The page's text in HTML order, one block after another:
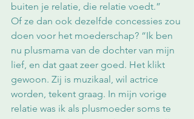
buiten je relatie, die relatie voedt.”
Of ze dan ook dezelfde concessies zou
doen voor het moederschap? “Ik ben
nu plusmama van de dochter van mijn
lief, en dat gaat zeer goed. Het klikt
gewoon. Zij is muzikaal, wil actrice
worden, tekent graag. In mijn vorige
relatie was ik als plusmoeder soms te